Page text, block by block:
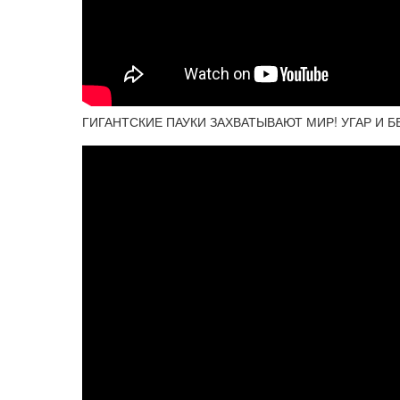
ГИГАНТСКИЕ ПАУКИ ЗАХВАТЫВАЮТ МИР! УГАР И